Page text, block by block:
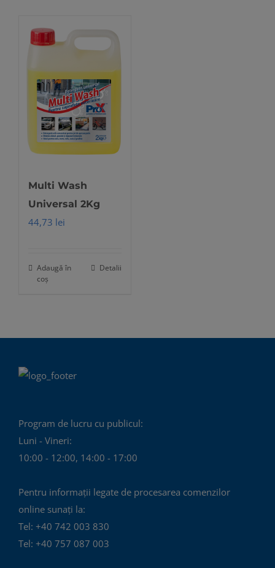
Multi Wash
Universal 2Kg
44,73 lei
Adaugă în
coș
Detalii
Program de lucru cu publicul:
Luni - Vineri:
10:00 - 12:00, 14:00 - 17:00
Pentru informații legate de procesarea comenzilor
online sunați la:
Tel: +40 742 003 830
Tel: +40 757 087 003